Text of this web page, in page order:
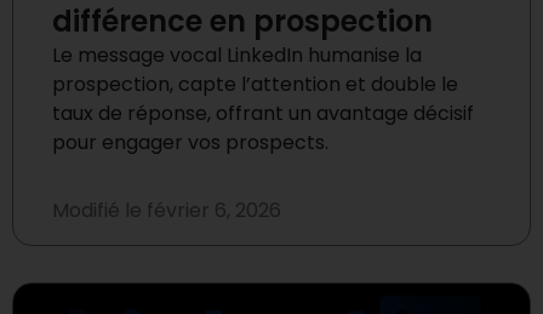
différence en prospection
Le message vocal LinkedIn humanise la
prospection, capte l’attention et double le
taux de réponse, offrant un avantage décisif
pour engager vos prospects.
Modifié le février 6, 2026